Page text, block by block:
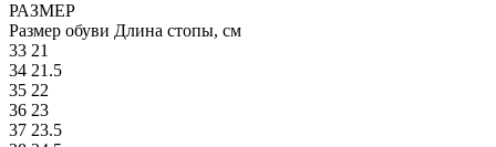
РАЗМЕР
Размер обуви Длина стопы, см
33 21
34 21.5
35 22
36 23
37 23.5